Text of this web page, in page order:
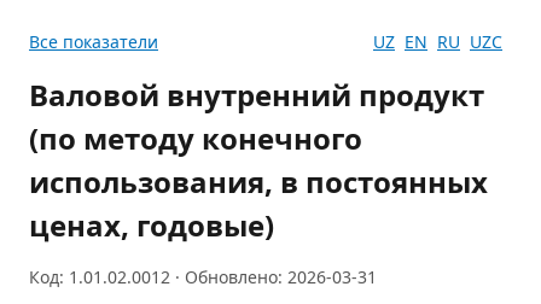
Все показатели UZ EN RU UZC
Валовой внутренний продукт
(по методу конечного
использования, в постоянных
ценах, годовые)
Код: 1.01.02.0012 · Обновлено: 2026-03-31